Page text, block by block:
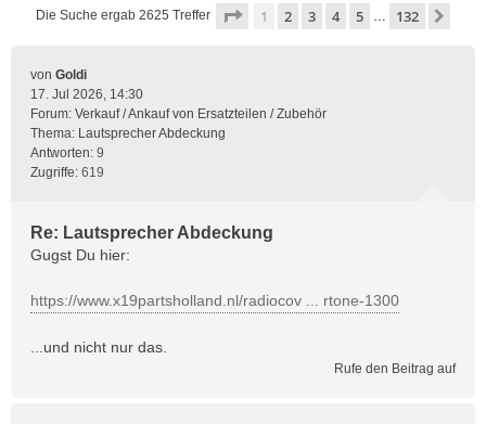
Die Suche ergab 2625 Treffer Seite 1von 132
1 2 3 4 5 … 132
von Goldi
17. Jul 2026, 14:30
Forum: Verkauf / Ankauf von Ersatzteilen / Zubehör
Thema: Lautsprecher Abdeckung
Antworten: 9
Zugriffe: 619
Re: Lautsprecher Abdeckung
Gugst Du hier:
https://www.x19partsholland.nl/radiocov ... rtone-1300
...und nicht nur das.
Rufe den Beitrag auf